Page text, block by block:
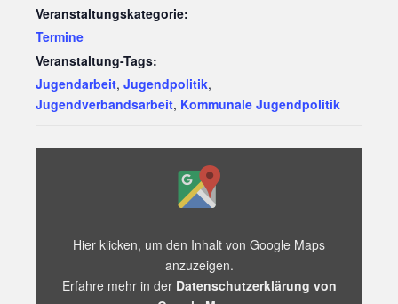
Veranstaltungskategorie:
Termine
Veranstaltung-Tags:
Jugendarbeit, Jugendpolitik,
Jugendverbandsarbeit, Kommunale Jugendpolitik
Adresse
Sportschule
Hier klicken, um den Inhalt von Google Maps
anzuzeigen.
Erfahre mehr in der Datenschutzerklärung von